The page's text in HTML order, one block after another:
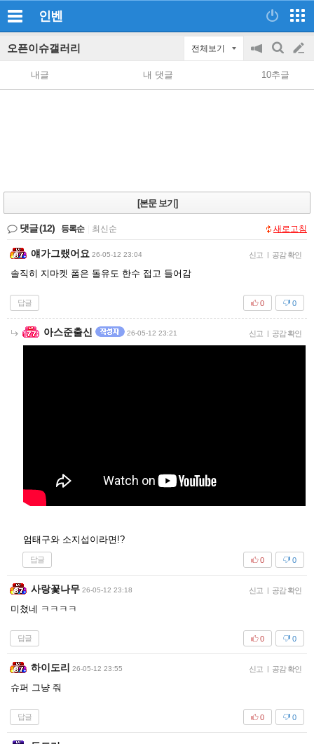
인벤
오픈이슈갤러리 전체보기
공
지
on/off
검
색
글
쓰
내글 내 댓글 10추글
[본문 보기]
댓글(12) 등록순 최신순 새로고침
얘가그랬어요 26-05-12 23:04 신고 | 공감 확인
솔직히 지마켓 폼은 돌유도 한수 접고 들어감
답글 0
0
아스준출신 26-05-12 23:21 신고 | 공감 확인
엄태구와 소지섭이라면!?
답글 0
0
사랑꽃나무 26-05-12 23:18 신고 | 공감 확인
미쳤네 ㅋㅋㅋㅋ
답글 0
0
하이도리 26-05-12 23:55 신고 | 공감 확인
슈퍼 그냥 줘
답글 0
0